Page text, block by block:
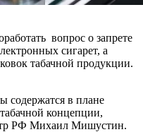
вопрос о запрете
сигарет, а
табачной продукции.
содержатся в плане
концепции,
РФ Михаил Мишустин.